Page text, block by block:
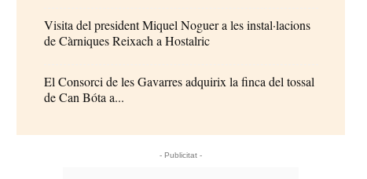
Visita del president Miquel Noguer a les instal·lacions
de Càrniques Reixach a Hostalric
El Consorci de les Gavarres adquirix la finca del tossal
de Can Bóta a...
- Publicitat -